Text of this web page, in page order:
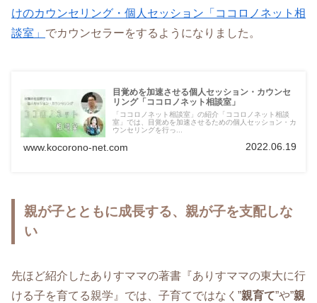
けのカウンセリング・個人セッション「ココロノネット相
談室」 でカウンセラーをするようになりました。
目覚めを加速させる個人セッション・カウンセ
リング「ココロノネット相談室」
「ココロノネット相談室」の紹介「ココロノネット相談
室」では、目覚めを加速させるための個人セッション・カ
ウンセリングを行っ...
www.kocorono-net.com 2022.06.19
親が子とともに成長する、親が子を支配しな
い
先ほど紹介したありすママの著書『ありすママの東大に行
ける子を育てる親学』では、子育てではなく”親育て”や”親